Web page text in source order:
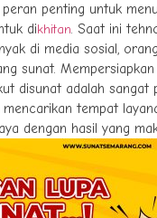
penting untuk
dikhitan. Saat ini
di media sosial,
sunat.
disunat adalah sangat
tempat
dengan hasil yang